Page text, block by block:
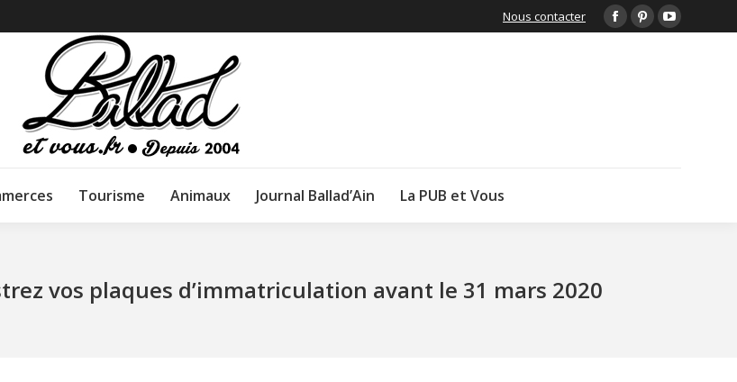
Nous contacter
Facebook
PinterestYouTube
Tourisme Animaux Journal Ballad’Ain La PUB et Vous
vos plaques d’immatriculation avant le 31 mars 2020